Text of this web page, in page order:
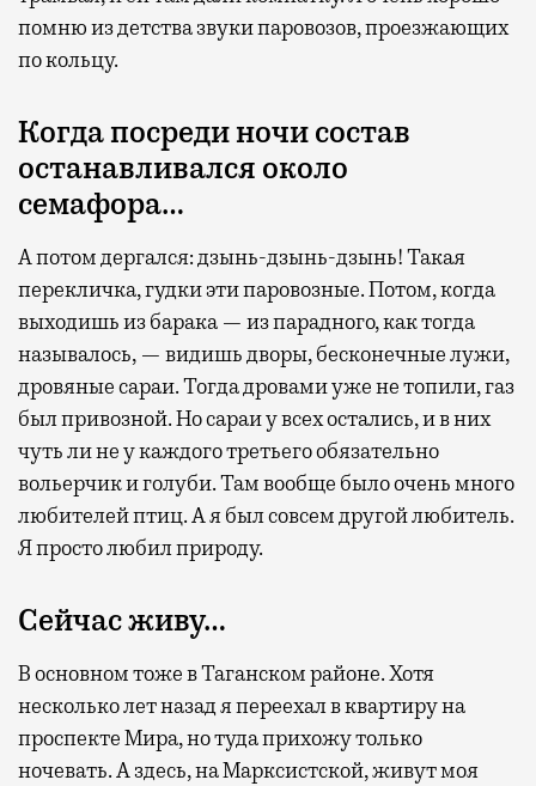
забронировать нужные билеты и рестораны.
Бизнес-зал становится местом, где можно
провести переговоры, поработать или просто
выпить кофе, наблюдая сквозь панорамные
самолеты. В Москве нет недостатка
в лаунжах. В аэропортах их обычно
несколько — в разных зонах воздушных
гаваней. На некоторых вокзалах — тоже.
Лаунжи доступны на Ленинградском,
Павелецком, Казанском, Ярославском
и Курском вокзалах.Попасть в бизнес-залы
могут держатели карт Mir Supreme. Причем
не только в столице. Всего доступно более
1000 бизнес-залов по всему миру.
помню из детства звуки паровозов, проезжающих
по кольцу.
Когда посреди ночи состав
останавливался около
семафора…
А потом дергался: дзынь-дзынь-дзынь! Такая
перекличка, гудки эти паровозные. Потом, когда
выходишь из барака — из парадного, как тогда
называлось, — видишь дворы, бесконечные лужи,
дровяные сараи. Тогда дровами уже не топили, газ
был привозной. Но сараи у всех остались, и в них
чуть ли не у каждого третьего обязательно
вольерчик и голуби. Там вообще было очень много
любителей птиц. А я был совсем другой любитель.
Я просто любил природу.
Сейчас живу…
В основном тоже в Таганском районе. Хотя
несколько лет назад я переехал в квартиру на
проспекте Мира, но туда прихожу только
ночевать. А здесь, на Марксистской, живут моя